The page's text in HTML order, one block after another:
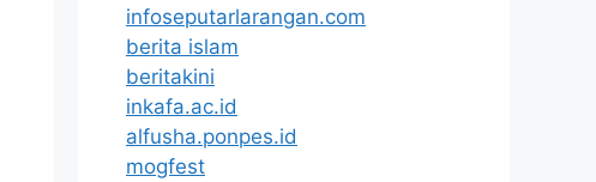
infoseputarlarangan.com
berita islam
beritakini
inkafa.ac.id
alfusha.ponpes.id
mogfest